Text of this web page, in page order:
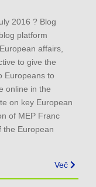
2016 ? Blog
platform
affairs,
to give the
Europeans to
online in the
on key European
of MEP Franc
the European
Več